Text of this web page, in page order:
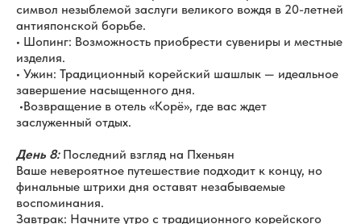
символ незыблемой заслуги великого вождя в 20-летней
антияпонской борьбе.
• Шопинг: Возможность приобрести сувениры и местные
изделия.
• Ужин: Традиционный корейский шашлык — идеальное
завершение насыщенного дня.
•Возвращение в отель «Корё», где вас ждет
заслуженный отдых.
День 8: Последний взгляд на Пхеньян
Ваше невероятное путешествие подходит к концу, но
финальные штрихи дня оставят незабываемые
воспоминания.
Завтрак: Начните утро с традиционного корейского